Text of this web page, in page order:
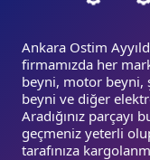
Ankara Ostim
firmamızda her
beyni, motor beyni,
beyni ve diğer
Aradığınız parçayı
geçmeniz yeterli
tarafınıza